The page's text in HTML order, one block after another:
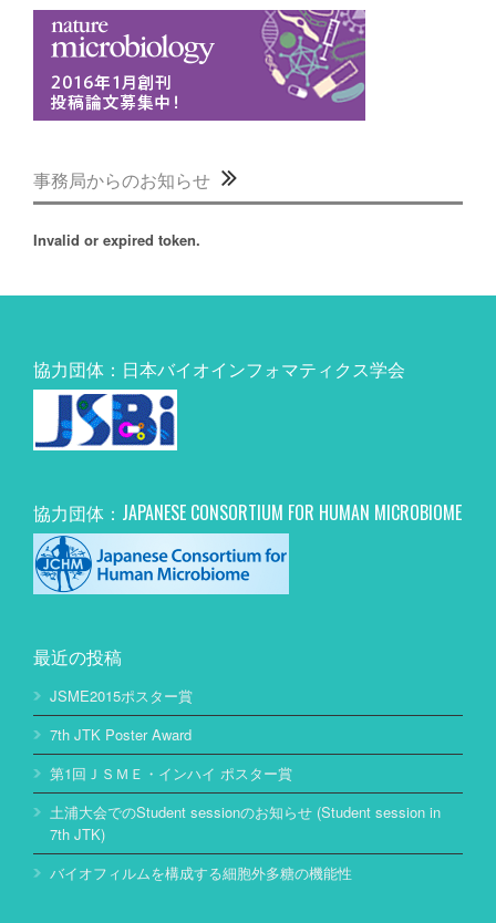
事務局からのお知らせ
Invalid or expired token.
協力団体：日本バイオインフォマティクス学会
協力団体：JAPANESE CONSORTIUM FOR HUMAN MICROBIOME
最近の投稿
JSME2015ポスター賞
7th JTK Poster Award
第1回ＪＳＭＥ・インハイ ポスター賞
土浦大会でのStudent sessionのお知らせ (Student session in
7th JTK)
バイオフィルムを構成する細胞外多糖の機能性